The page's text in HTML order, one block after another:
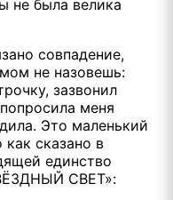
не была велика
совпадение,
не назовешь:
зазвонил
меня
Это маленький
сказано в
единство
СВЕТ»: